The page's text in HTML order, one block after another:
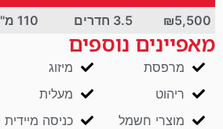
₪5,500 3.5 חדרים 110 מ"ר
מאפיינים נוספים
מרפסת מיזוג
ריהוט
מעלית
מוצרי חשמל
כניסה מיידית